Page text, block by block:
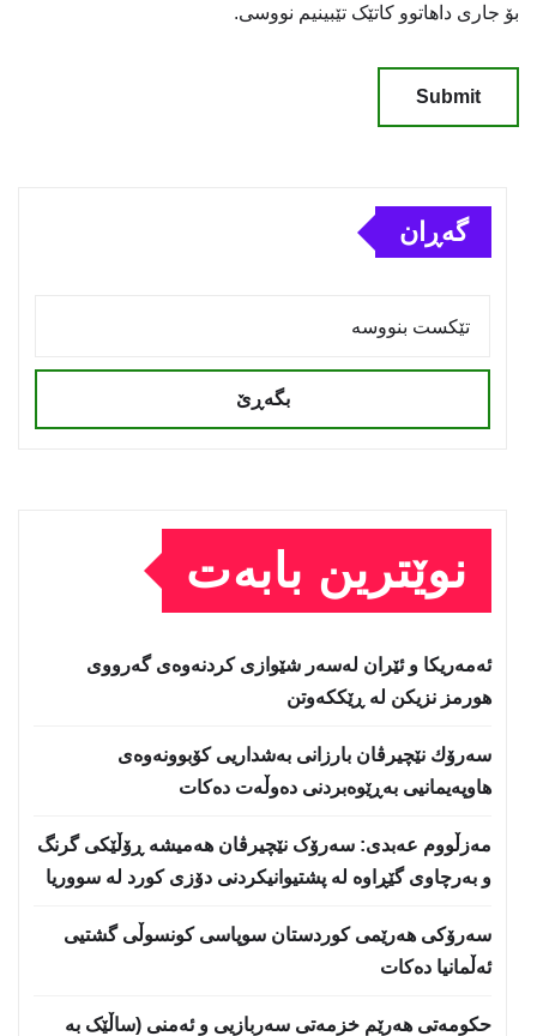
بۆ جاری داهاتوو کاتێک تێبینیم نووسی.
گەڕان
بگەڕێ
نوێترین بابەت
ئەمەریكا و ئێران لەسەر شێوازی كردنەوەی گەرووی
هورمز نزیكن لە ڕێككەوتن
سەرۆك نێچیرڤان بارزانی بەشداریی كۆبوونەوەی
هاوپەیمانیی بەڕێوەبردنی دەوڵەت دەكات
مەزڵووم عەبدی: سەرۆک نێچیرڤان هەمیشە ڕۆڵێکی گرنگ
و بەرچاوی گێڕاوە لە پشتیوانیکردنی دۆزی کورد لە سووریا
سەرۆکی هەرێمی کوردستان سوپاسى کونسوڵی گشتیی
ئەڵمانیا دەکات
حكومەتی هەرێم خزمەتی سەربازیی و ئەمنی (ساڵێک بە